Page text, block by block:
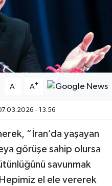
A- A+
- 13:56
“İran’da yaşayan
görüşe sahip olursa
savunmak
el ele vererek